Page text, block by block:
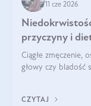
11 cze 2026
przyczyny i
Ciągłe zmęczenie,
głowy czy bladość
CZYTAJ